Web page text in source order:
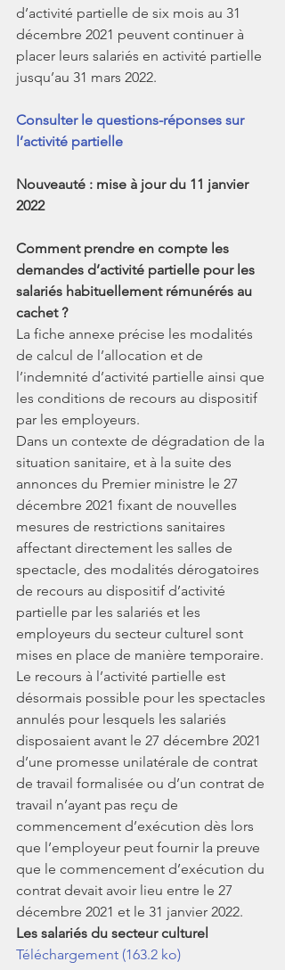
d’activité partielle de six mois au 31
décembre 2021 peuvent continuer à
placer leurs salariés en activité partielle
jusqu’au 31 mars 2022.
Consulter le questions-réponses sur
l’activité partielle
Nouveauté : mise à jour du 11 janvier
2022
Comment prendre en compte les
demandes d’activité partielle pour les
salariés habituellement rémunérés au
cachet ?
La fiche annexe précise les modalités
de calcul de l’allocation et de
l’indemnité d’activité partielle ainsi que
les conditions de recours au dispositif
par les employeurs.
Dans un contexte de dégradation de la
situation sanitaire, et à la suite des
annonces du Premier ministre le 27
décembre 2021 fixant de nouvelles
mesures de restrictions sanitaires
affectant directement les salles de
spectacle, des modalités dérogatoires
de recours au dispositif d’activité
partielle par les salariés et les
employeurs du secteur culturel sont
mises en place de manière temporaire.
Le recours à l’activité partielle est
désormais possible pour les spectacles
annulés pour lesquels les salariés
disposaient avant le 27 décembre 2021
d’une promesse unilatérale de contrat
de travail formalisée ou d’un contrat de
travail n’ayant pas reçu de
commencement d’exécution dès lors
que l’employeur peut fournir la preuve
que le commencement d’exécution du
contrat devait avoir lieu entre le 27
décembre 2021 et le 31 janvier 2022.
Les salariés du secteur culturel
Téléchargement (163.2 ko)